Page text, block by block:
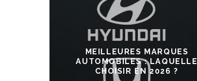
MEILLEURES MARQUES
AUTOMOBILES : LAQUELLE
CHOISIR EN 2026 ?